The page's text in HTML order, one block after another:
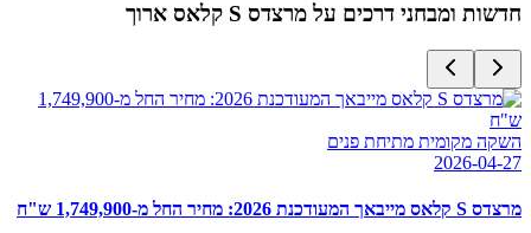
חדשות ומבחני דרכים על מרצדס S קלאס ארוך
השקה מקומית מתיחת פנים
2026-04-27
מרצדס S קלאס מייבאך המעודכנת 2026: מחיר החל מ-1,749,900 ש"ח